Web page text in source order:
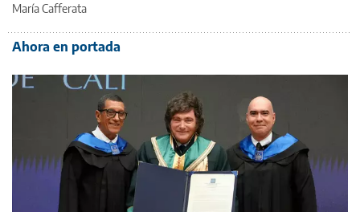
María Cafferata
Ahora en portada